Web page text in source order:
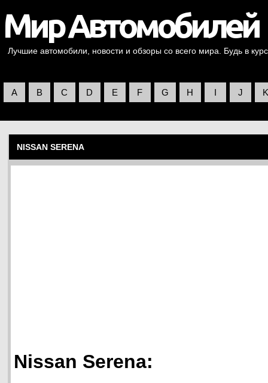
Лучшие автомобили, новости и обзоры со всего мира. Будь в
A B C D E F G H I J K
NISSAN SERENA
Nissan Serena: